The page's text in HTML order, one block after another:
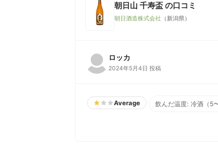
朝日山 千寿盃 の口コミ
朝日酒造株式会社 （新潟県）
ロッカ
2024年5月4日 投稿
Average 飲んだ温度: 冷酒（5